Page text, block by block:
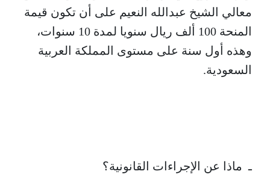
معالي الشيخ عبدالله النعيم على أن تكون قيمة
المنحة 100 ألف ريال سنويا لمدة 10 سنوات،
وهذه أول سنة على مستوى المملكة العربية
السعودية.
ـ ماذا عن الإجراءات القانونية؟